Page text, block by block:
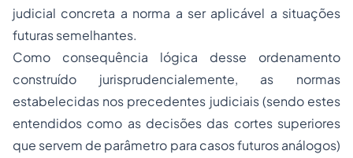
judicial concreta a norma a ser aplicável a situações
futuras semelhantes.
Como consequência lógica desse ordenamento
construído jurisprudencialemente, as normas
estabelecidas nos precedentes judiciais (sendo estes
entendidos como as decisões das cortes superiores
que servem de parâmetro para casos futuros análogos)